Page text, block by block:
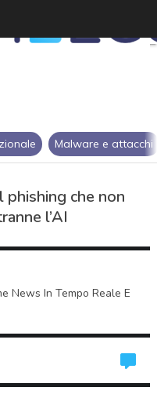
Malware e attacchi
phishing che non
l’AI
News In Tempo Reale E